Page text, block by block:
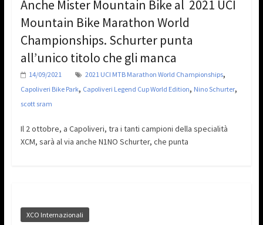
Anche Mister Mountain Bike al 2021 UCI
Mountain Bike Marathon World
Championships. Schurter punta
all’unico titolo che gli manca
14/09/2021 2021 UCI MTB Marathon World Championships,
Capoliveri Bike Park, Capoliveri Legend Cup World Edition, Nino Schurter,
scott sram
Il 2 ottobre, a Capoliveri, tra i tanti campioni della specialità
XCM, sarà al via anche N1NO Schurter, che punta
XCO Internazionali